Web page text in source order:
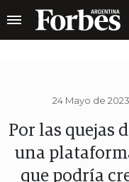
24 Mayo de
Por las quejas
una
que podría